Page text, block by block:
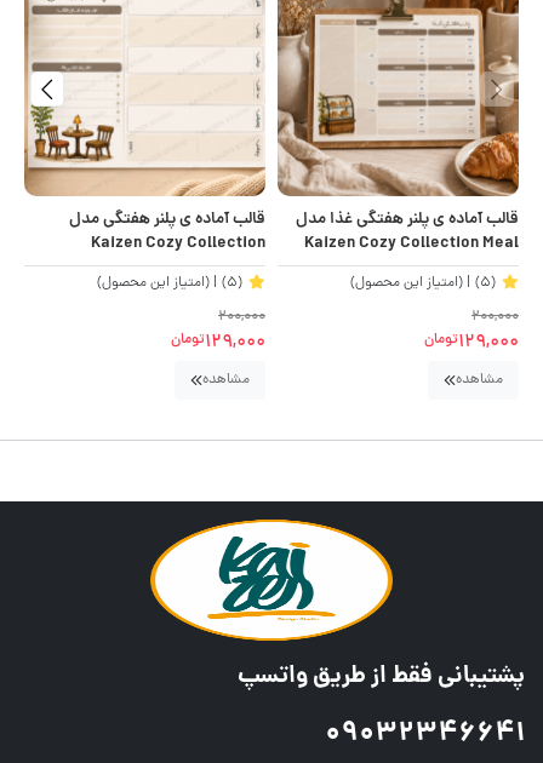
قالب آماده ی پلنر هفتگی غذا مدل
Kaizen Cozy Collection Meal
Planner
(5)
| (امتیاز این محصول)
200,000
129,000تومان
مشاهده
قالب آماده ی پلنر هفتگی مدل
Kaizen Cozy Collection
(5)
| (امتیاز این محصول)
200,000
129,000تومان
مشاهده
پشتیبانی فقط از طریق واتسپ
09032346641